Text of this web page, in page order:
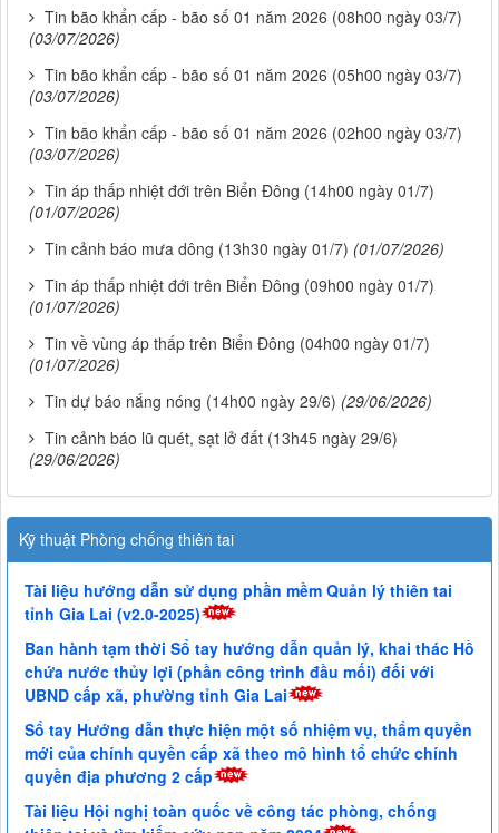
Tin bão khẩn cấp - bão số 01 năm 2026 (08h00 ngày 03/7)
(03/07/2026)
Tin bão khẩn cấp - bão số 01 năm 2026 (05h00 ngày 03/7)
(03/07/2026)
Tin bão khẩn cấp - bão số 01 năm 2026 (02h00 ngày 03/7)
(03/07/2026)
Tin áp thấp nhiệt đới trên Biển Đông (14h00 ngày 01/7)
(01/07/2026)
Tin cảnh báo mưa dông (13h30 ngày 01/7) (01/07/2026)
Tin áp thấp nhiệt đới trên Biển Đông (09h00 ngày 01/7)
(01/07/2026)
Tin về vùng áp thấp trên Biển Đông (04h00 ngày 01/7)
(01/07/2026)
Tin dự báo nắng nóng (14h00 ngày 29/6) (29/06/2026)
Tin cảnh báo lũ quét, sạt lở đất (13h45 ngày 29/6)
(29/06/2026)
Kỹ thuật Phòng chống thiên tai
Tài liệu hướng dẫn sử dụng phần mềm Quản lý thiên tai
tỉnh Gia Lai (v2.0-2025)
Ban hành tạm thời Sổ tay hướng dẫn quản lý, khai thác Hồ
chứa nước thủy lợi (phần công trình đầu mối) đối với
UBND cấp xã, phường tỉnh Gia Lai
Sổ tay Hướng dẫn thực hiện một số nhiệm vụ, thẩm quyền
mới của chính quyền cấp xã theo mô hình tổ chức chính
quyền địa phương 2 cấp
Tài liệu Hội nghị toàn quốc về công tác phòng, chống